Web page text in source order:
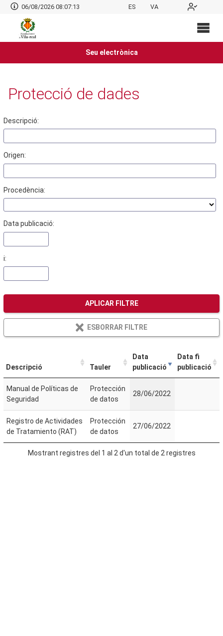
06/08/2026 08:07:13 ES VA
Seu electrònica
Protecció de dades
Descripció:
Origen:
Procedència:
Data publicació:
i:
APLICAR FILTRE
ESBORRAR FILTRE
Descripció Tauler
Data
publicació
Data fi
publicació
Manual de Políticas de
Seguridad
Protección
de datos
28/06/2022
Registro de Actividades
de Tratamiento (RAT)
Protección
de datos
27/06/2022
Mostrant registres del 1 al 2 d'un total de 2 registres